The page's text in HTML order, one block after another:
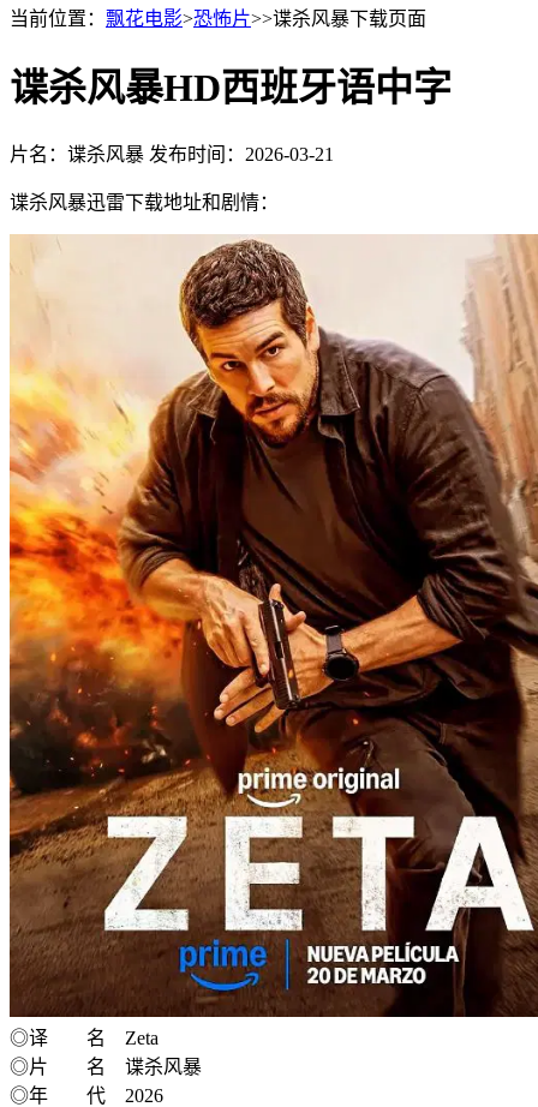
当前位置： 飘花电影>恐怖片>>谍杀风暴下载页面
谍杀风暴HD西班牙语中字
片名：谍杀风暴 发布时间：2026-03-21
谍杀风暴迅雷下载地址和剧情：
◎译 名 Zeta
◎片 名 谍杀风暴
◎年 代 2026